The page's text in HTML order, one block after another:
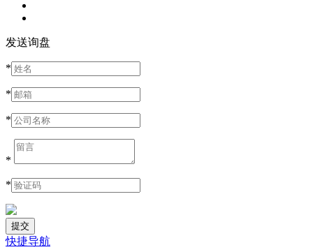
发送询盘
*
*
*
*
*
快捷导航